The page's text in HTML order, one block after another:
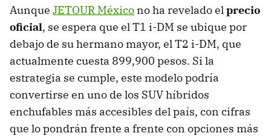
Aunque JETOUR México no ha revelado elprecio
oficial, se espera que el T1 i-DM se ubique por
debajo de su hermano mayor, el T2 i-DM, que
actualmente cuesta 899,900 pesos. Si la
estrategia se cumple, este modelo podría
convertirse en uno de los SUV híbridos
enchufables más accesibles del país, con cifras
que lo pondrán frente a frente con opciones más